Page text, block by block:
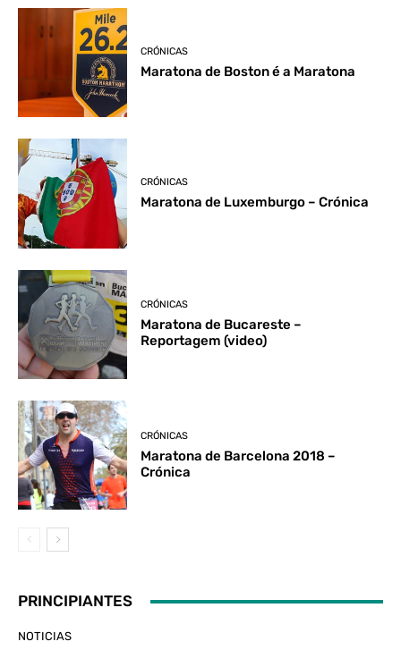
CRÓNICAS
Maratona de Boston é a Maratona
CRÓNICAS
Maratona de Luxemburgo – Crónica
CRÓNICAS
Maratona de Bucareste –
Reportagem (video)
CRÓNICAS
Maratona de Barcelona 2018 –
Crónica
PRINCIPIANTES
NOTICIAS